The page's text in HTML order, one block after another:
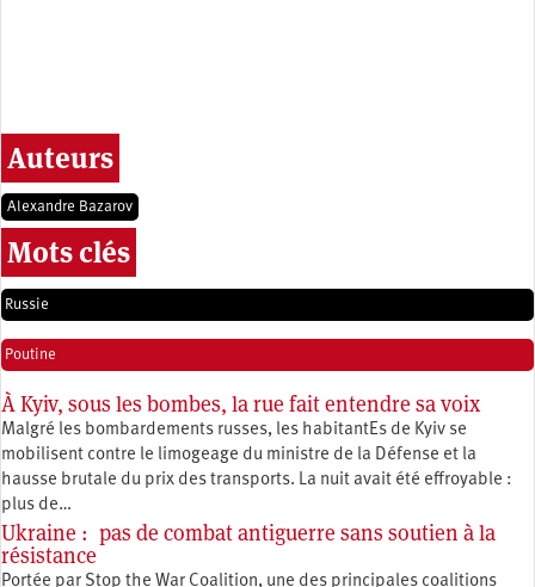
Auteurs
Alexandre Bazarov
Mots clés
Russie
Poutine
À Kyiv, sous les bombes, la rue fait entendre sa voix
Malgré les bombardements russes, les habitantEs de Kyiv se
mobilisent contre le limogeage du ministre de la Défense et la
hausse brutale du prix des transports. La nuit avait été effroyable :
plus de…
Ukraine : pas de combat antiguerre sans soutien à la
résistance
Portée par Stop the War Coalition, une des principales coalitions